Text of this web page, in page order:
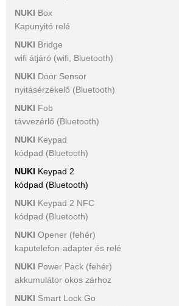
NUKI Box
Kapunyitó relé
NUKI Bridge
wifi átjáró (wifi, Bluetooth)
NUKI Door Sensor
nyitásérzékelő (Bluetooth)
NUKI Fob
távvezérlő (Bluetooth)
NUKI Keypad
kódpad (Bluetooth)
NUKI Keypad 2
kódpad (Bluetooth)
NUKI Keypad 2 NFC
kódpad (Bluetooth)
NUKI Opener (fehér)
kaputelefon-adapter és relé
NUKI Power Pack (fehér)
akkumulátor okos zárhoz
NUKI Smart Lock Go